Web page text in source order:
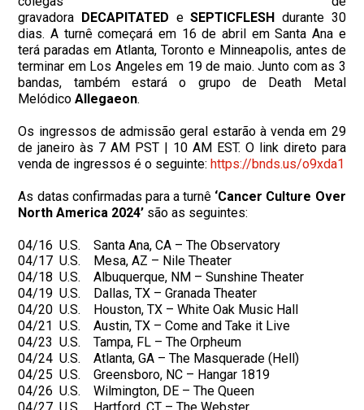
gravadora DECAPITATED eSEPTICFLESH durante 30
dias. A turnê começará em 16 de abril em Santa Ana e
terá paradas em Atlanta, Toronto e Minneapolis, antes de
terminar em Los Angeles em 19 de maio. Junto com as 3
bandas, também estará o grupo de Death Metal
MelódicoAllegaeon.
Os ingressos de admissão geral estarão à venda em 29
de janeiro às 7 AM PST | 10 AM EST. O link direto para
venda de ingressos é o seguinte:https://bnds.us/o9xda1
As datas confirmadas para a turnê ‘Cancer Culture Over
North America 2024’ são as seguintes:
04/16 U.S. Santa Ana, CA – The Observatory
04/17 U.S. Mesa, AZ – Nile Theater
04/18 U.S. Albuquerque, NM – Sunshine Theater
04/19 U.S. Dallas, TX – Granada Theater
04/20 U.S. Houston, TX – White Oak Music Hall
04/21 U.S. Austin, TX – Come and Take it Live
04/23 U.S. Tampa, FL – The Orpheum
04/24 U.S. Atlanta, GA – The Masquerade (Hell)
04/25 U.S. Greensboro, NC – Hangar 1819
04/26 U.S. Wilmington, DE – The Queen